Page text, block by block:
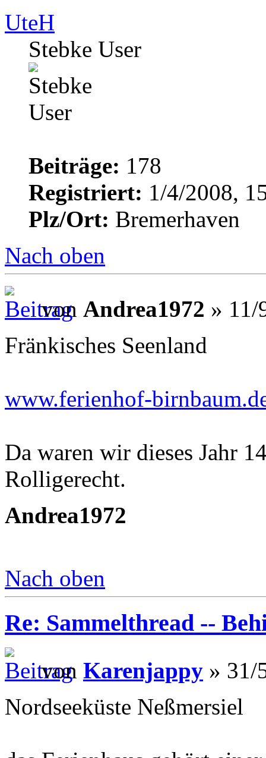
UteH
Stebke User
Beiträge: 178
Registriert: 1/4/2008,
Plz/Ort: Bremerhaven
Nach oben
von Andrea1972 » 11/
Fränkisches Seenland
www.ferienhof-
Da waren wir dieses Jahr
Rolligerecht.
Andrea1972
Nach oben
Re: Sammelthread --
von Karenjappy » 31/
Nordseeküste Neßmersiel